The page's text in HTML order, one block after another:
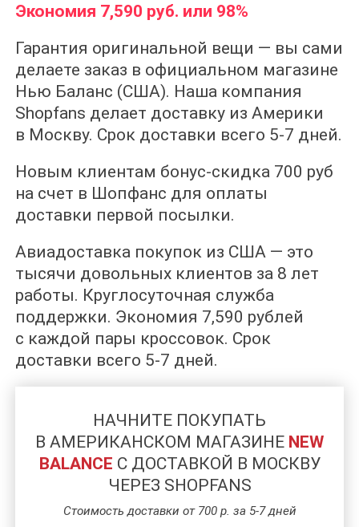
Экономия 7,590 руб. или 98%
Гарантия оригинальной вещи — вы сами
делаете заказ в официальном магазине
Нью Баланс (США). Наша компания
Shopfans делает доставку из Америки
в Москву. Срок доставки всего 5-7 дней.
Новым клиентам бонус-скидка 700 руб
на счет в Шопфанс для оплаты
доставки первой посылки.
Авиадоставка покупок из США — это
тысячи довольных клиентов за 8 лет
работы. Круглосуточная служба
поддержки. Экономия 7,590 рублей
с каждой пары кроссовок. Срок
доставки всего 5-7 дней.
НАЧНИТЕ ПОКУПАТЬ
В АМЕРИКАНСКОМ МАГАЗИНЕ NEW
BALANCE C ДОСТАВКОЙ В МОСКВУ
ЧЕРЕЗ SHOPFANS
Стоимость доставки от 700 р. за 5-7 дней